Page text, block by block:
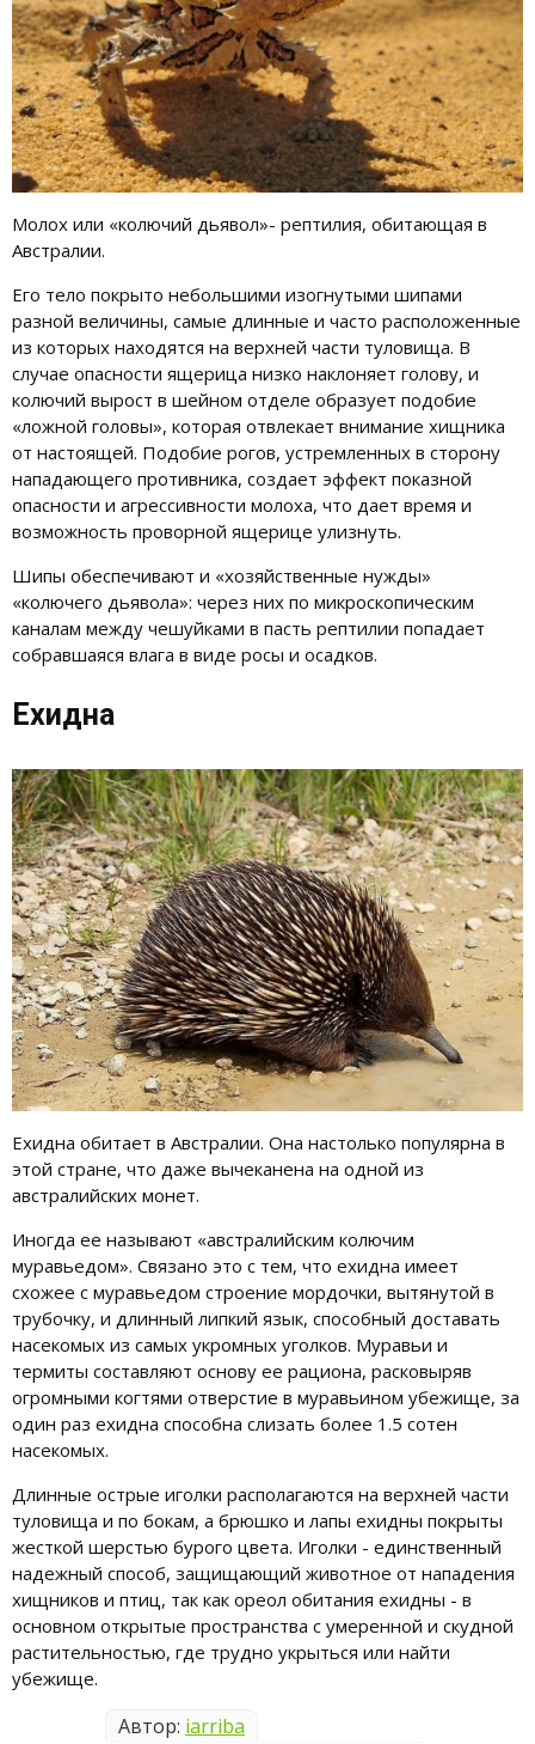
Молох или «колючий дьявол»- рептилия, обитающая в
Австралии.
Его тело покрыто небольшими изогнутыми шипами
разной величины, самые длинные и часто расположенные
из которых находятся на верхней части туловища. В
случае опасности ящерица низко наклоняет голову, и
колючий вырост в шейном отделе образует подобие
«ложной головы», которая отвлекает внимание хищника
от настоящей. Подобие рогов, устремленных в сторону
нападающего противника, создает эффект показной
опасности и агрессивности молоха, что дает время и
возможность проворной ящерице улизнуть.
Шипы обеспечивают и «хозяйственные нужды»
«колючего дьявола»: через них по микроскопическим
каналам между чешуйками в пасть рептилии попадает
собравшаяся влага в виде росы и осадков.
Ехидна
Ехидна обитает в Австралии. Она настолько популярна в
этой стране, что даже вычеканена на одной из
австралийских монет.
Иногда ее называют «австралийским колючим
муравьедом». Связано это с тем, что ехидна имеет
схожее с муравьедом строение мордочки, вытянутой в
трубочку, и длинный липкий язык, способный доставать
насекомых из самых укромных уголков. Муравьи и
термиты составляют основу ее рациона, расковыряв
огромными когтями отверстие в муравьином убежище, за
один раз ехидна способна слизать более 1.5 сотен
насекомых.
Длинные острые иголки располагаются на верхней части
туловища и по бокам, а брюшко и лапы ехидны покрыты
жесткой шерстью бурого цвета. Иголки - единственный
надежный способ, защищающий животное от нападения
хищников и птиц, так как ореол обитания ехидны - в
основном открытые пространства с умеренной и скудной
растительностью, где трудно укрыться или найти
убежище.
Автор: iarriba